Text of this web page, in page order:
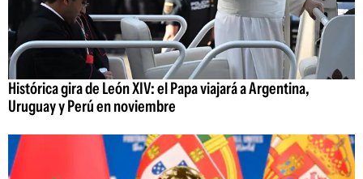
Histórica gira de León XIV: el Papa viajará a Argentina,
Uruguay y Perú en noviembre